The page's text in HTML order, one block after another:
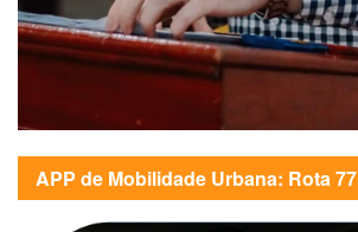
APP de Mobilidade Urbana: Rota 77